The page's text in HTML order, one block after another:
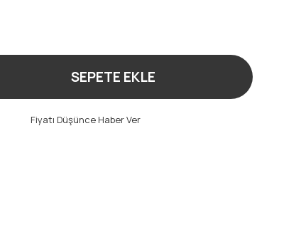
SEPETE EKLE
Fiyatı Düşünce Haber Ver